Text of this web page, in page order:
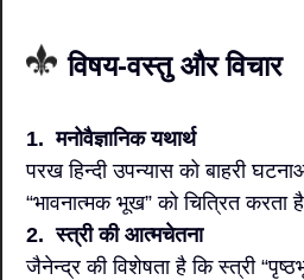
विषय-वस्तु और विचार
1. मनोवैज्ञानिक यथार्थ
परख हिन्दी उपन्यास को बाहरी
“भावनात्मक भूख” को चित्रित करता
2. स्त्री की आत्मचेतना
जैनेन्द्र की विशेषता है कि स्त्री